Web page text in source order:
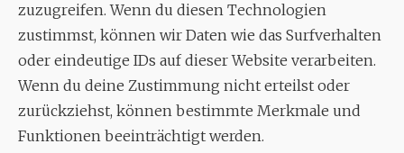
zuzugreifen. Wenn du diesen Technologien
zustimmst, können wir Daten wie das Surfverhalten
oder eindeutige IDs auf dieser Website verarbeiten.
Wenn du deine Zustimmung nicht erteilst oder
zurückziehst, können bestimmte Merkmale und
Funktionen beeinträchtigt werden.
MUSIK
Musikalischer Leiter:
Enrico Trummer
Tel.+49 (0)177 / 34 23 57 1
Facebook
TwitterYouTube